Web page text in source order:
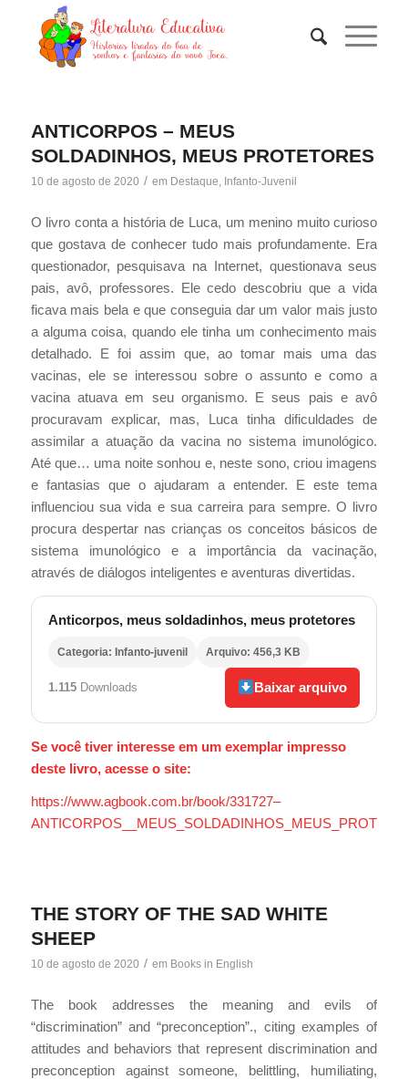
ANTICORPOS – MEUS
SOLDADINHOS, MEUS PROTETORES
10 de agosto de 2020 / em Destaque, Infanto-Juvenil
O livro conta a história de Luca, um menino muito curioso
que gostava de conhecer tudo mais profundamente. Era
questionador, pesquisava na Internet, questionava seus
pais, avô, professores. Ele cedo descobriu que a vida
ficava mais bela e que conseguia dar um valor mais justo
a alguma coisa, quando ele tinha um conhecimento mais
detalhado. E foi assim que, ao tomar mais uma das
vacinas, ele se interessou sobre o assunto e como a
vacina atuava em seu organismo. E seus pais e avô
procuravam explicar, mas, Luca tinha dificuldades de
assimilar a atuação da vacina no sistema imunológico.
Até que… uma noite sonhou e, neste sono, criou imagens
e fantasias que o ajudaram a entender. E este tema
influenciou sua vida e sua carreira para sempre. O livro
procura despertar nas crianças os conceitos básicos de
sistema imunológico e a importância da vacinação,
através de diálogos inteligentes e aventuras divertidas.
Anticorpos, meus soldadinhos, meus protetores
Categoria: Infanto-juvenil Arquivo: 456,3 KB
1.115Downloads Baixar arquivo
Se você tiver interesse em um exemplar impresso
deste livro, acesse o site:
https://www.agbook.com.br/book/331727–
THE STORY OF THE SAD WHITE
SHEEP
10 de agosto de 2020 / em Books in English
The book addresses the meaning and evils of
“discrimination” and “preconception”., citing examples of
attitudes and behaviors that represent discrimination and
preconception against someone, belittling, humiliating,